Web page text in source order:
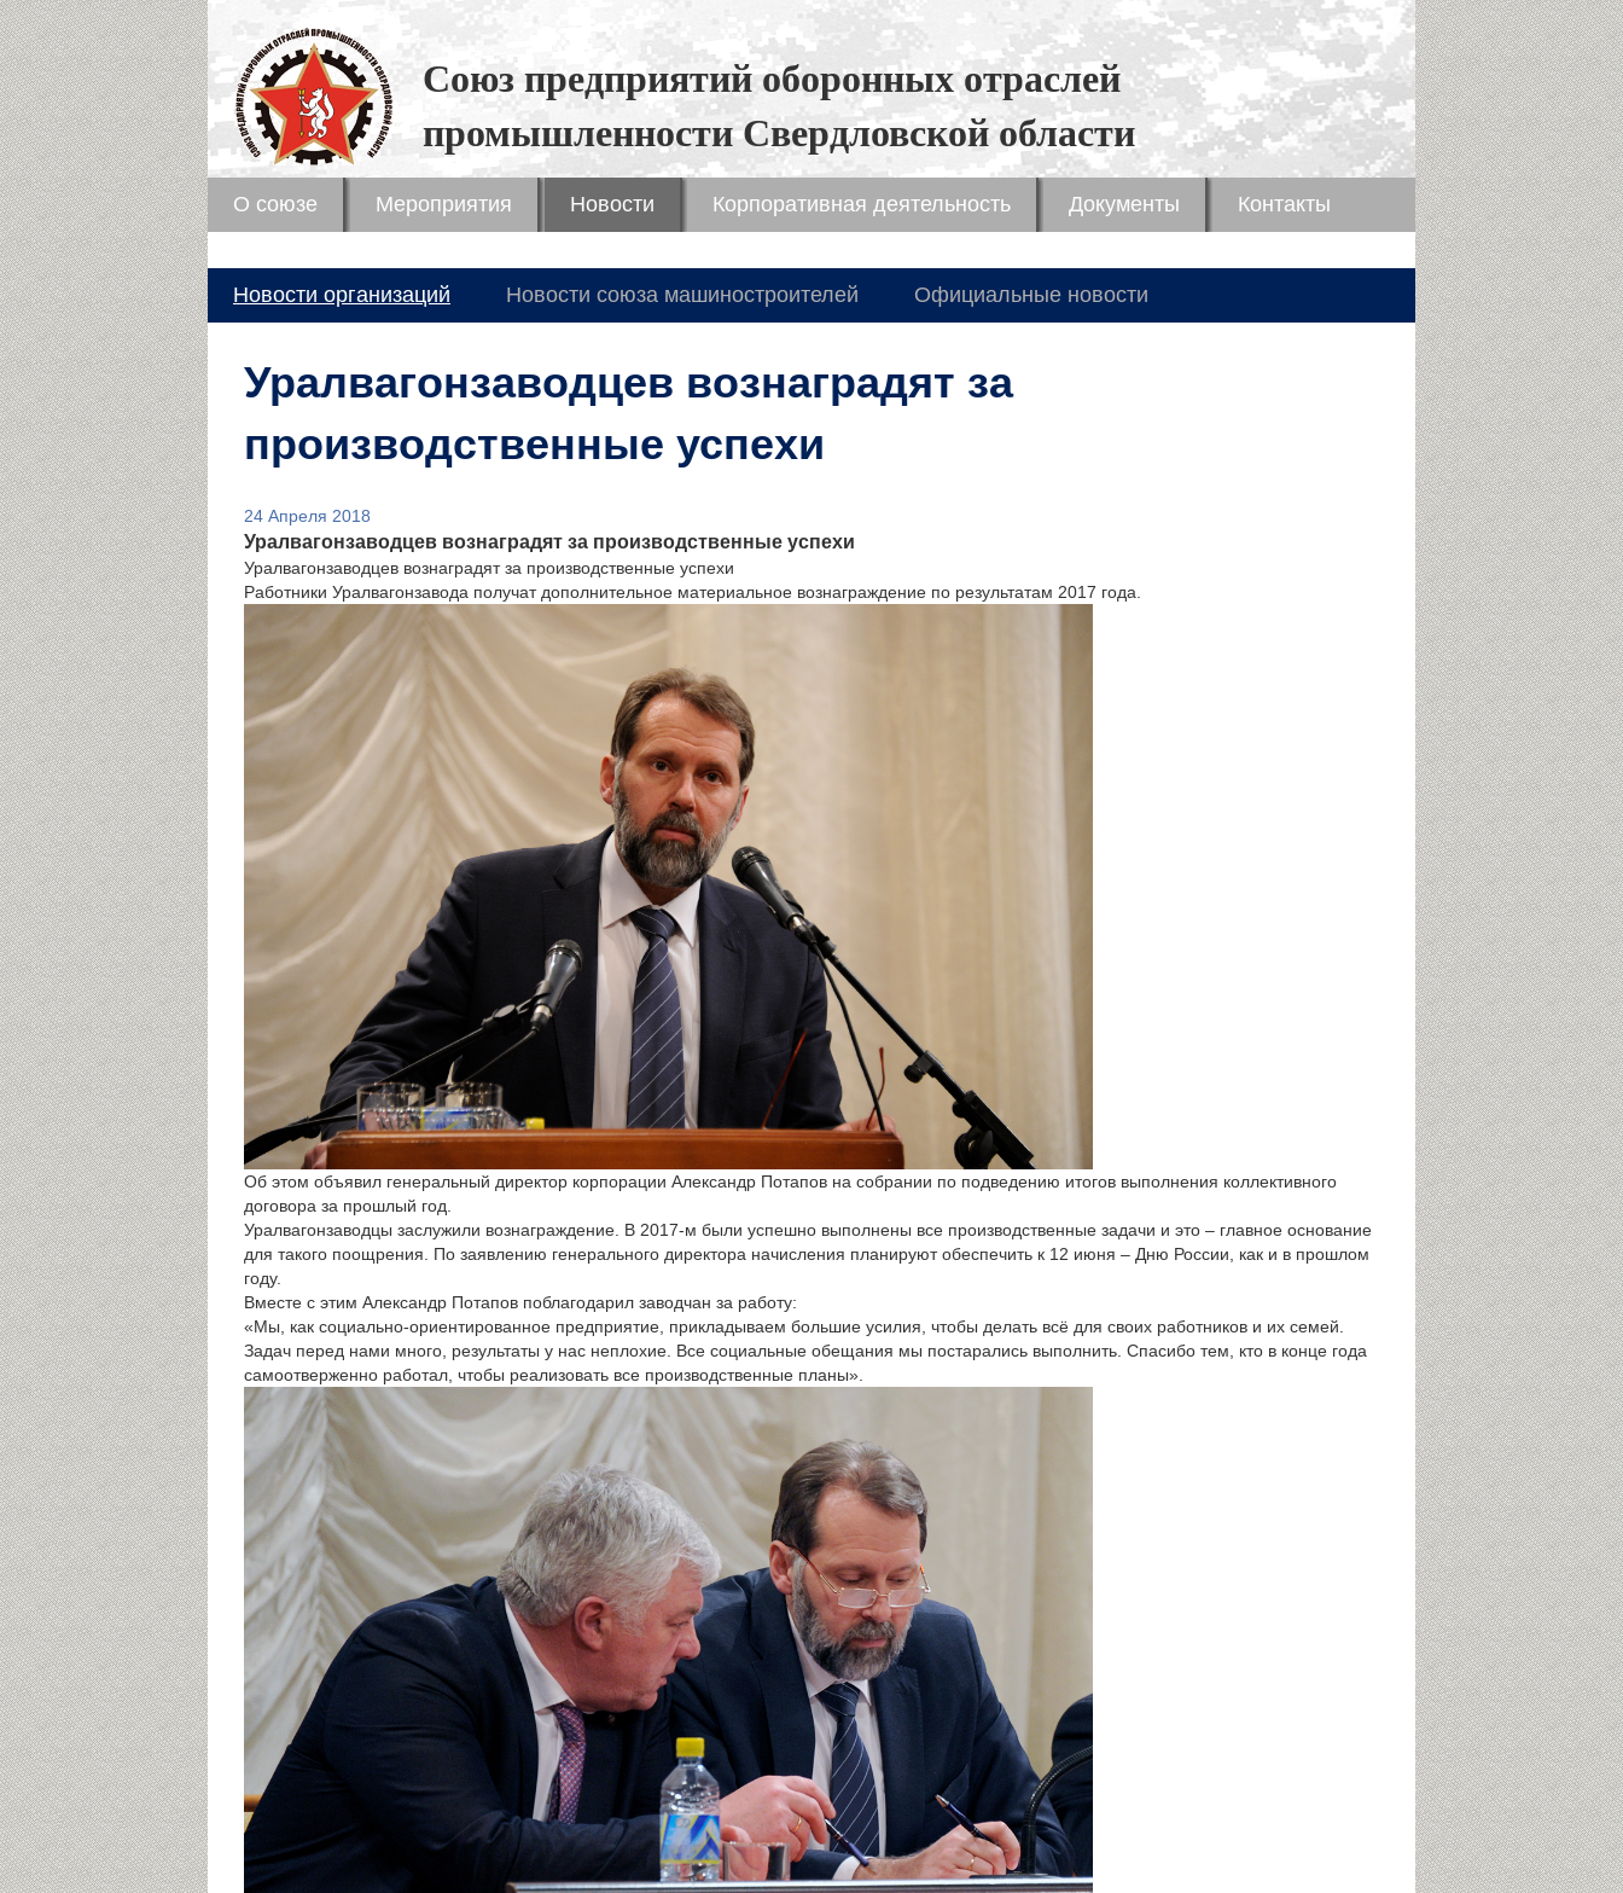
Союз предприятий оборонных отраслей
промышленности Свердловской области
О союзе Мероприятия Новости Корпоративная деятельность Документы Контакты
Новости организаций Новости союза машиностроителей Официальные новости
Уралвагонзаводцев вознаградят за
производственные успехи
24 Апреля 2018
Уралвагонзаводцев вознаградят за производственные успехи
Уралвагонзаводцев вознаградят за производственные успехи
Работники Уралвагонзавода получат дополнительное материальное вознаграждение по результатам 2017 года.
Об этом объявил генеральный директор корпорации Александр Потапов на собрании по подведению итогов выполнения коллективного
договора за прошлый год.
Уралвагонзаводцы заслужили вознаграждение. В 2017-м были успешно выполнены все производственные задачи и это – главное основание
для такого поощрения. По заявлению генерального директора начисления планируют обеспечить к 12 июня – Дню России, как и в прошлом
году.
Вместе с этим Александр Потапов поблагодарил заводчан за работу:
«Мы, как социально-ориентированное предприятие, прикладываем большие усилия, чтобы делать всё для своих работников и их семей.
Задач перед нами много, результаты у нас неплохие. Все социальные обещания мы постарались выполнить. Спасибо тем, кто в конце года
самоотверженно работал, чтобы реализовать все производственные планы».